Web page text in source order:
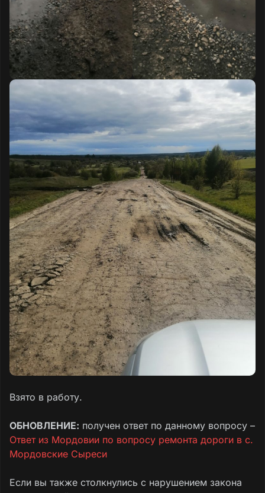
Взято в работу.
ОБНОВЛЕНИЕ: получен ответ по данному вопросу –
Ответ из Мордовии по вопросу ремонта дороги в c.
Мордовские Сыреси
Если вы также столкнулись с нарушением закона